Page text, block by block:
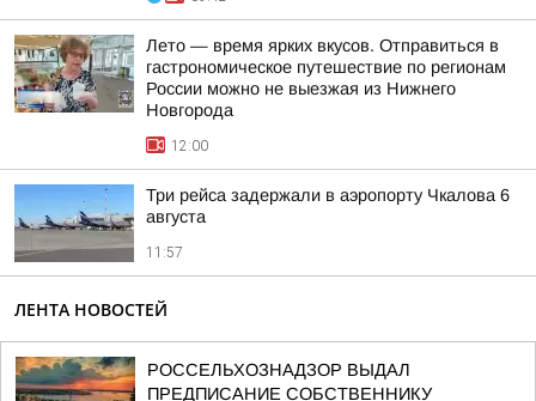
Лето — время ярких вкусов. Отправиться в
гастрономическое путешествие по регионам
России можно не выезжая из Нижнего
Новгорода
12:00
Три рейса задержали в аэропорту Чкалова 6
августа
11:57
ЛЕНТА НОВОСТЕЙ
РОССЕЛЬХОЗНАДЗОР ВЫДАЛ
ПРЕДПИСАНИЕ СОБСТВЕННИКУ